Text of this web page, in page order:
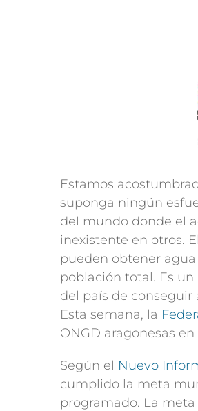
Estamos
suponga ningún
del mundo donde el
inexistente en otros.
pueden obtener
población total. Es
del país de
Esta semana, la
ONGD aragonesas
Según el Nuevo
cumplido la meta
programado. La